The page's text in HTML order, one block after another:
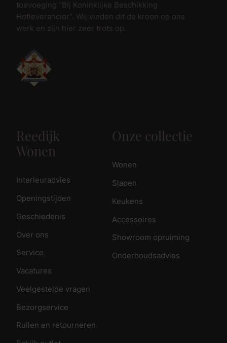
toevoeging “Bij Koninklijke Beschikking
Hofleverancier”. Wij vinden dit de kroon op ons
werk en zijn hier zeer trots op.
Reedijk
Wonen
Interieuradvies
Openingstijden
Geschiedenis
Over ons
Service
Vacatures
Veelgestelde vragen
Bezorgservice
Ruilen en retourneren
Onze collectie
Wonen
Slapen
Keukens
Accessoires
Showroom opruiming
Onderhoudsadvies